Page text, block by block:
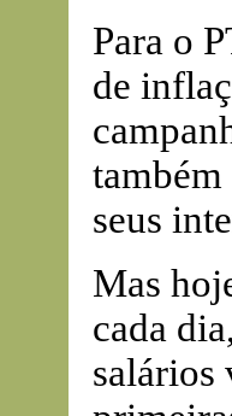
Para o
de
seus
Mas
cada
salários